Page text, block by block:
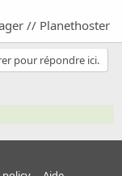
// Planethoster
pour répondre ici.